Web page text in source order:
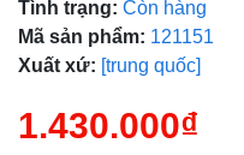
Tình trạng: Còn hàng
Mã sản phẩm: 121151
Xuất xứ: [trung quốc]
1.430.000₫